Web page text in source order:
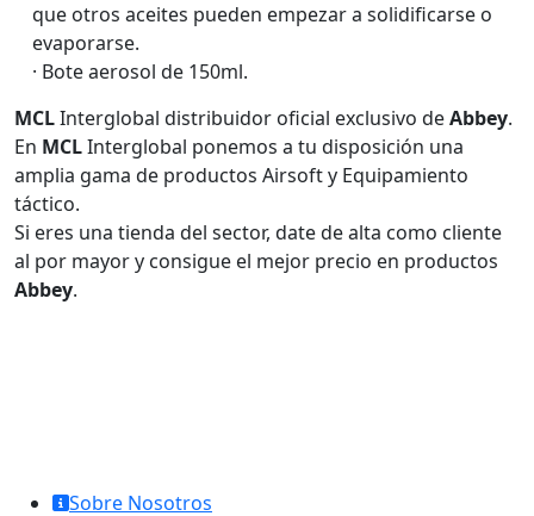
que otros aceites pueden empezar a solidificarse o
evaporarse.
· Bote aerosol de 150ml.
MCLInterglobal distribuidor oficial exclusivo deAbbey.
En MCLInterglobal ponemos a tu disposición una
amplia gama de productos Airsoft y Equipamiento
táctico.
Si eres una tienda del sector, date de alta como cliente
al por mayor y consigue el mejor precio en productos
Abbey.
Sobre Nosotros